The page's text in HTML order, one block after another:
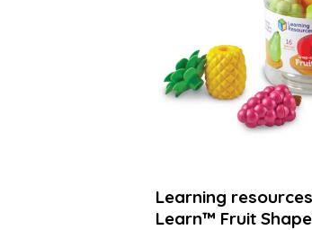
Learning
Learn™ Fruit